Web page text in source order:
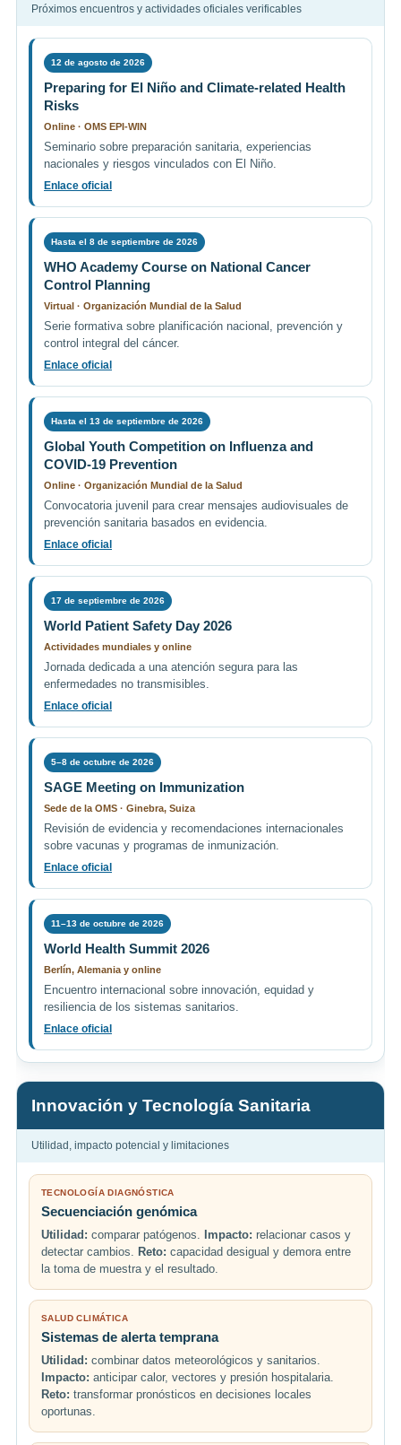
Próximos encuentros y actividades oficiales verificables
12 de agosto de 2026
Preparing for El Niño and Climate-related Health
Risks
Online · OMS EPI-WIN
Seminario sobre preparación sanitaria, experiencias
nacionales y riesgos vinculados con El Niño.
Enlace oficial
Hasta el 8 de septiembre de 2026
WHO Academy Course on National Cancer
Control Planning
Virtual · Organización Mundial de la Salud
Serie formativa sobre planificación nacional, prevención y
control integral del cáncer.
Enlace oficial
Hasta el 13 de septiembre de 2026
Global Youth Competition on Influenza and
COVID-19 Prevention
Online · Organización Mundial de la Salud
Convocatoria juvenil para crear mensajes audiovisuales de
prevención sanitaria basados en evidencia.
Enlace oficial
17 de septiembre de 2026
World Patient Safety Day 2026
Actividades mundiales y online
Jornada dedicada a una atención segura para las
enfermedades no transmisibles.
Enlace oficial
5–8 de octubre de 2026
SAGE Meeting on Immunization
Sede de la OMS · Ginebra, Suiza
Revisión de evidencia y recomendaciones internacionales
sobre vacunas y programas de inmunización.
Enlace oficial
11–13 de octubre de 2026
World Health Summit 2026
Berlín, Alemania y online
Encuentro internacional sobre innovación, equidad y
resiliencia de los sistemas sanitarios.
Enlace oficial
Innovación y Tecnología Sanitaria
Utilidad, impacto potencial y limitaciones
TECNOLOGÍA DIAGNÓSTICA
Secuenciación genómica
Utilidad: comparar patógenos. Impacto: relacionar casos y
detectar cambios. Reto: capacidad desigual y demora entre
la toma de muestra y el resultado.
SALUD CLIMÁTICA
Sistemas de alerta temprana
Utilidad: combinar datos meteorológicos y sanitarios.
Impacto: anticipar calor, vectores y presión hospitalaria.
Reto: transformar pronósticos en decisiones locales
oportunas.